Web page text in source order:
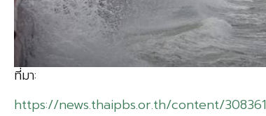
ที่มา:
https://news.thaipbs.or.th/content/308361